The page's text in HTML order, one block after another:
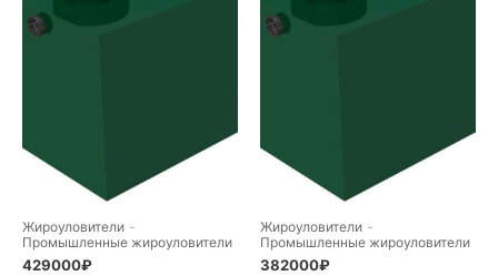
Жироуловители -
Промышленные жироуловители
429000₽
Жироуловители -
Промышленные жироуловители
382000₽